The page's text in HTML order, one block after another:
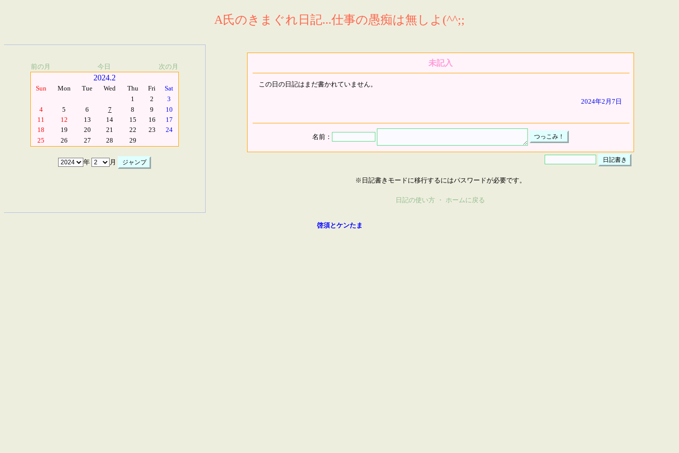
A氏のきまぐれ日記...仕事の愚痴は無しよ(^^;;
前の月 今日 次の月
2024.2
Sun Mon Tue Wed Thu Fri
Sat
1
2
3
4
5 6 7 8 9
10
11
12 13 14 15 16
17
18
19 20 21 22 23
24
25
26 27 28 29
年 月
未記入
この日の日記はまだ書かれていません。
2024年2月7日
名前：
※日記書きモードに移行するにはパスワードが必要です。
日記の使い方 ・ ホームに戻る
啓須とケンたま